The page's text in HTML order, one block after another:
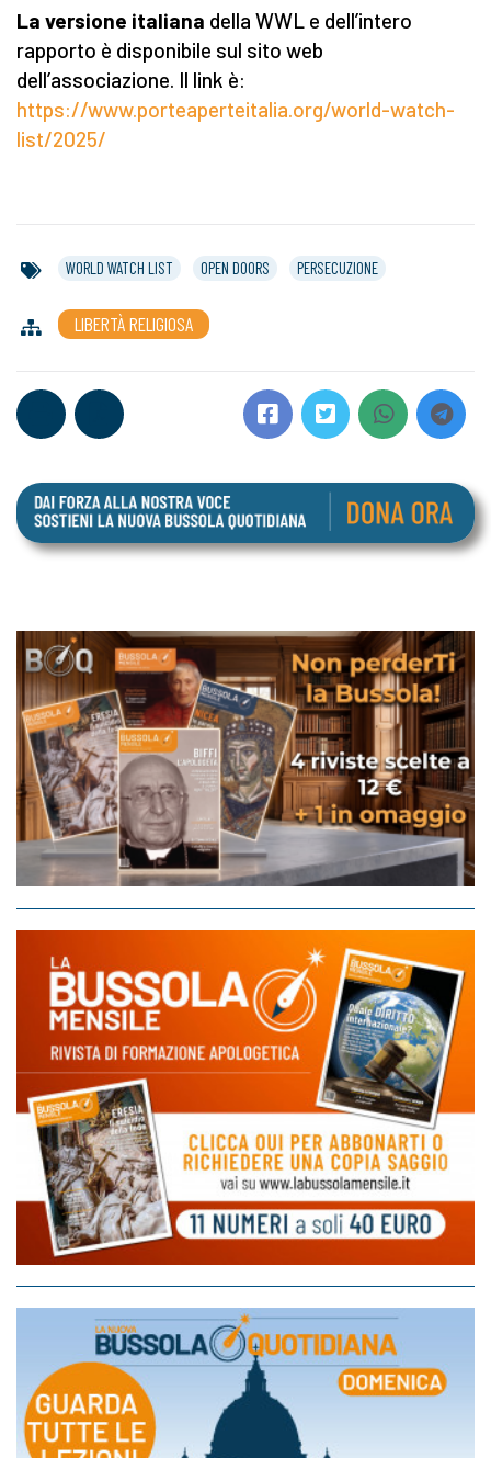
La versione italiana della WWL e dell’intero
rapporto è disponibile sul sito web
dell’associazione. Il link è:
https://www.porteaperteitalia.org/world-watch-
list/2025/
WORLD WATCH LIST OPEN DOORS PERSECUZIONE
LIBERTÀ RELIGIOSA